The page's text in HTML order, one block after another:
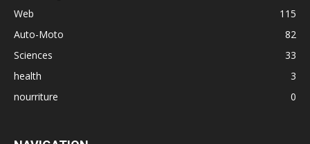
Web
115
Auto-Moto
82
Sciences
33
health
3
nourriture
0